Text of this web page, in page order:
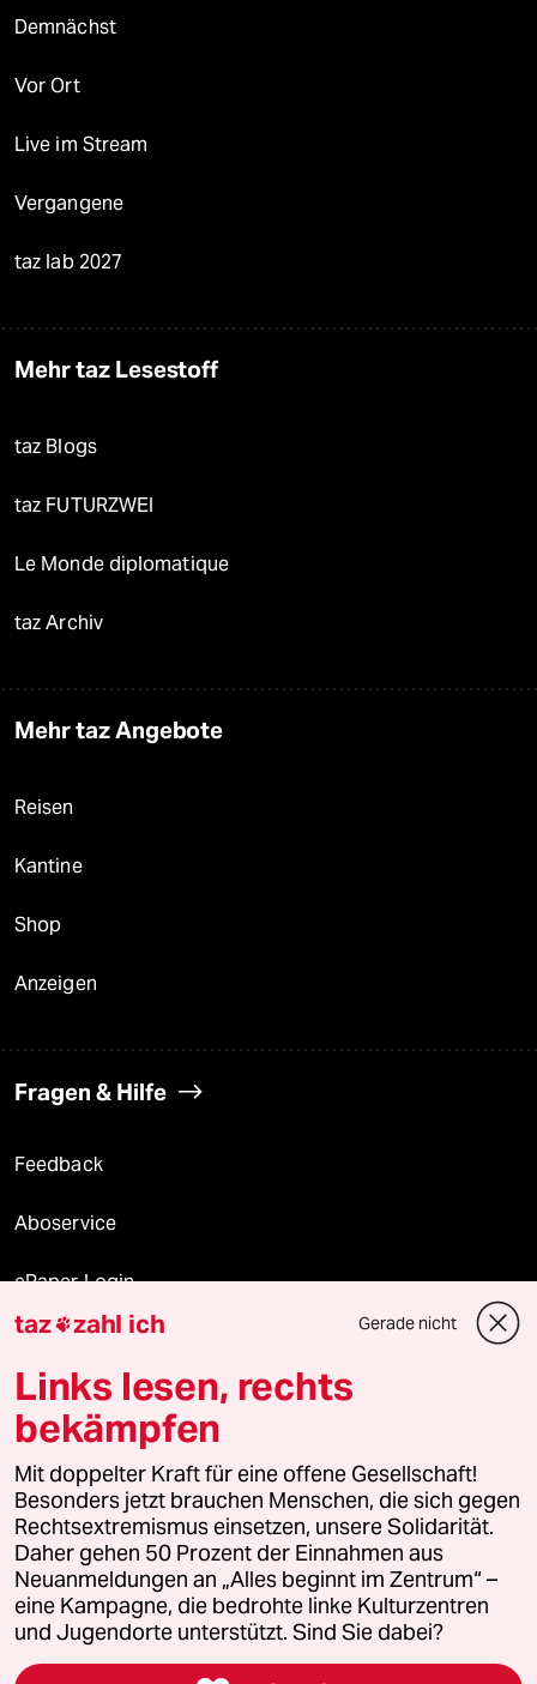
Demnächst
Vor Ort
Live im Stream
Vergangene
taz lab 2027
Mehr taz Lesestoff
taz Blogs
taz FUTURZWEI
Le Monde diplomatique
taz Archiv
Mehr taz Angebote
Reisen
Kantine
Shop
Anzeigen
Fragen & Hilfe
Feedback
Aboservice
ePaper Login
Downloads für Abonnierende
© 2026 taz Verlags und Vertriebs GmbH
Alle Rechte vorbehalten. Bei rechtlichen Fragen oder für Genehmigungen
wenden Sie sich bitte an lizenzen@taz.de
Feedback Redaktionsstatut Kommune-Richtlinien
Leitlinie Informant Datenschutz Impressum AGB
taz zahl ich Gerade nicht
Links lesen, rechts
bekämpfen
Mit doppelter Kraft für eine offene Gesellschaft!
Besonders jetzt brauchen Menschen, die sich gegen
Rechtsextremismus einsetzen, unsere Solidarität.
Daher gehen 50 Prozent der Einnahmen aus
Neuanmeldungen an „Alles beginnt im Zentrum“ –
eine Kampagne, die bedrohte linke Kulturzentren
und Jugendorte unterstützt. Sind Sie dabei?